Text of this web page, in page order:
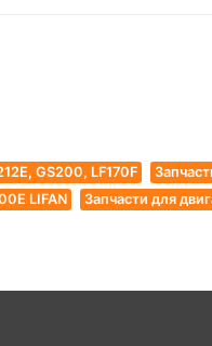
GS200, LF170F
LIFAN Запчасти для